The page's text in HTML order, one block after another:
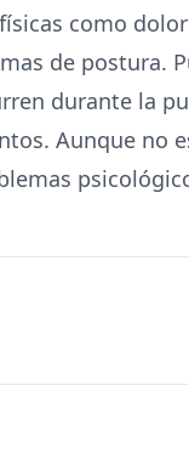
como
de postura.
durante la
Aunque no